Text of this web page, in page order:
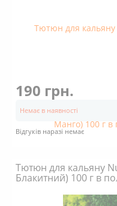
190 грн.
Немає в наявності
Відгуків наразі немає
Тютюн для кальяну
Блакитний) 100 г в